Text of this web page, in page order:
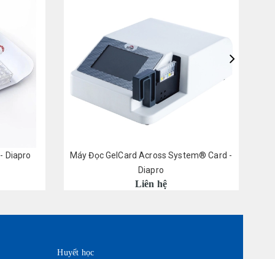
Diapro
Máy Đọc GelCard Across System® Card -
Diapro
Liên hệ
Huyết học